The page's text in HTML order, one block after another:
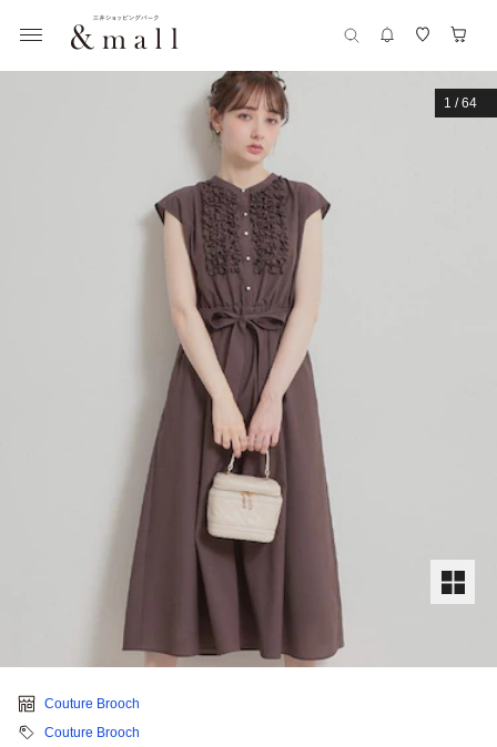
1 /64
Couture Brooch
Couture Brooch